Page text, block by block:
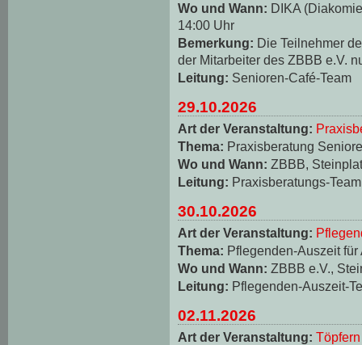
Wo und Wann: DIKA
14:00 Uhr
Bemerkung: Die Teilnehmer
der Mitarbeiter des ZBBB e.V.
Leitung: Senioren-Café-Team
29.10.2026
Art der Veranstaltung:
Thema: Praxisberatung
Wo und Wann: ZBBB,
Leitung: Praxisberatungs-Team
30.10.2026
Art der Veranstaltung:
Thema: Pflegenden-Auszeit
Wo und Wann: ZBBB e.V.,
Leitung: Pflegenden-Auszeit-
02.11.2026
Art der Veranstaltung: Töpfern